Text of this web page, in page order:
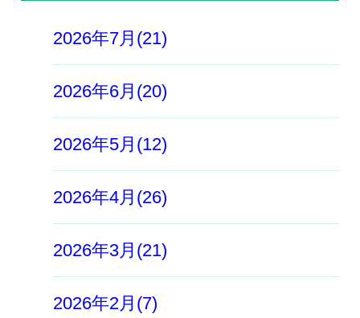
2026年7月(21)
2026年6月(20)
2026年5月(12)
2026年4月(26)
2026年3月(21)
2026年2月(7)